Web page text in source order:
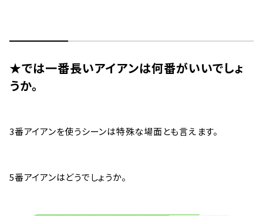
★では一番長いアイアンは何番がいいでしょ
うか。
3番アイアンを使うシーンは特殊な場面とも言えます。
5番アイアンはどうでしょうか。